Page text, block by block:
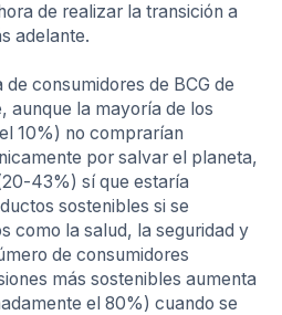
de realizar la transición a
adelante.
de consumidores de BCG de
aunque la mayoría de los
10%) no comprarían
por salvar el planeta,
43%) sí que estaría
sostenibles si se
como la salud, la seguridad y
de consumidores
más sostenibles aumenta
el 80%) cuando se